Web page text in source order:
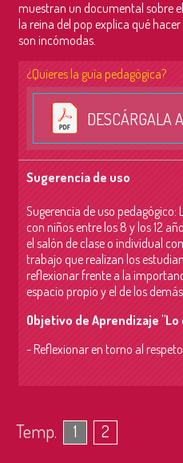
muestran un documental sobre
la reina del pop explica qué
son incómodas.
¿Quieres la guía pedagógica?
DESCÁRGALA
Sugerencia de uso
Sugerencia de uso pedagógico:
con niños entre los 8 y los 12
el salón de clase o individual
trabajo que realizan los
reflexionar frente a la
espacio propio y el de los
Objetivo de Aprendizaje
- Reflexionar en torno al
Temp. 1 2